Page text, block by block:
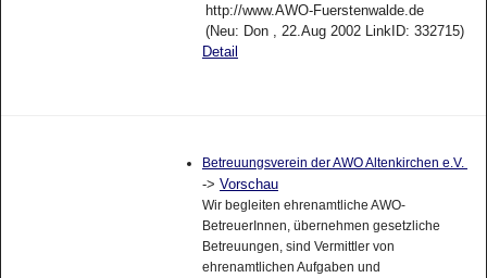
http://www.AWO-Fuerstenwalde.de
(Neu: Don , 22.Aug 2002 LinkID: 332715)
Detail
Betreuungsverein der AWO Altenkirchen e.V.
-> Vorschau
Wir begleiten ehrenamtliche AWO-
BetreuerInnen, übernehmen gesetzliche
Betreuungen, sind Vermittler von
ehrenamtlichen Aufgaben und